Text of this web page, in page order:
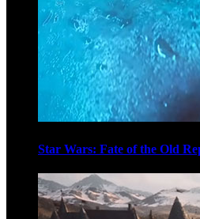
Star Wars: Fate of the Old